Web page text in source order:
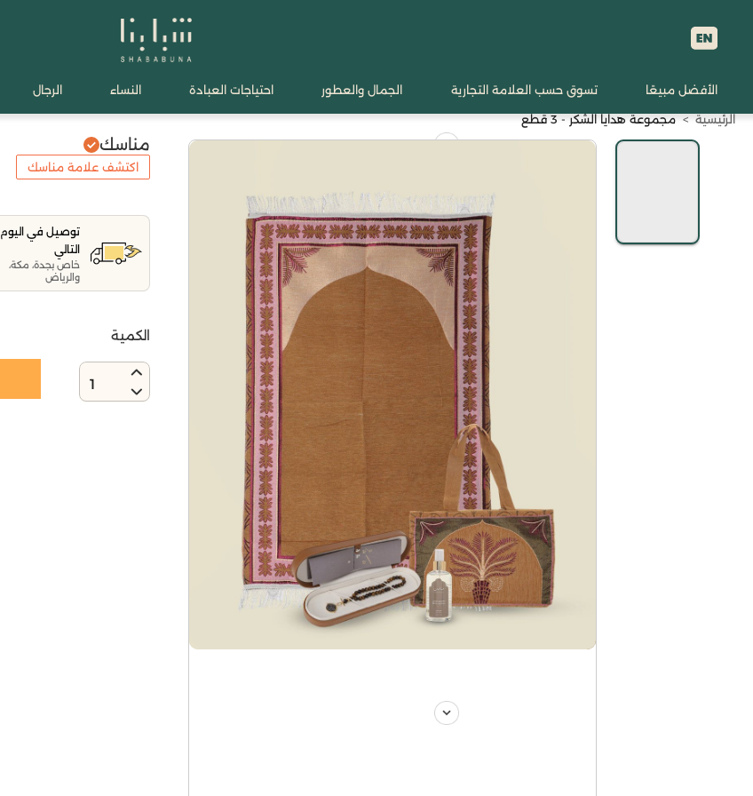
الأفضل مبيعًا تسوق حسب العلامة التجارية الجمال والعطور احتياجات العبادة النساء الرجال
الرئيسية > مجموعة هدايا الشكر - 3 قطع
مناسك
اكتشف علامة مناسك
توصيل في اليوم
التالي
خاص بجدة، مكة،
والرياض
الكمية
1